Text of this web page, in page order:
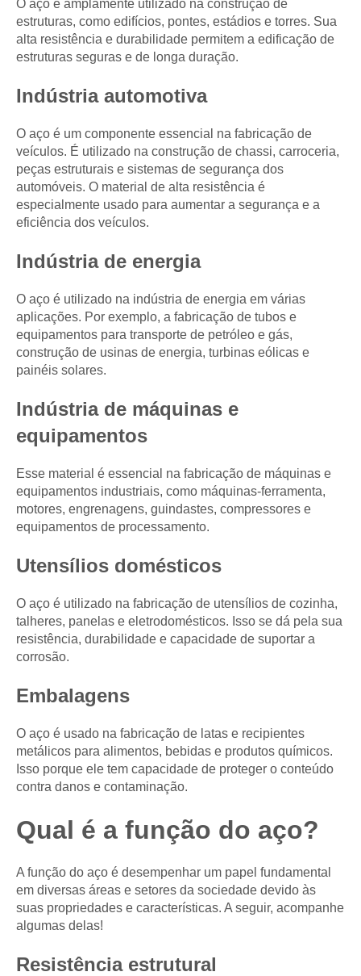
O aço é amplamente utilizado na construção de
estruturas, como edifícios, pontes, estádios e torres. Sua
alta resistência e durabilidade permitem a edificação de
estruturas seguras e de longa duração.
Indústria automotiva
O aço é um componente essencial na fabricação de
veículos. É utilizado na construção de chassi, carroceria,
peças estruturais e sistemas de segurança dos
automóveis. O material de alta resistência é
especialmente usado para aumentar a segurança e a
eficiência dos veículos.
Indústria de energia
O aço é utilizado na indústria de energia em várias
aplicações. Por exemplo, a fabricação de tubos e
equipamentos para transporte de petróleo e gás,
construção de usinas de energia, turbinas eólicas e
painéis solares.
Indústria de máquinas e
equipamentos
Esse material é essencial na fabricação de máquinas e
equipamentos industriais, como máquinas-ferramenta,
motores, engrenagens, guindastes, compressores e
equipamentos de processamento.
Utensílios domésticos
O aço é utilizado na fabricação de utensílios de cozinha,
talheres, panelas e eletrodomésticos. Isso se dá pela sua
resistência, durabilidade e capacidade de suportar a
corrosão.
Embalagens
O aço é usado na fabricação de latas e recipientes
metálicos para alimentos, bebidas e produtos químicos.
Isso porque ele tem capacidade de proteger o conteúdo
contra danos e contaminação.
Qual é a função do aço?
A função do aço é desempenhar um papel fundamental
em diversas áreas e setores da sociedade devido às
suas propriedades e características. A seguir, acompanhe
algumas delas!
Resistência estrutural